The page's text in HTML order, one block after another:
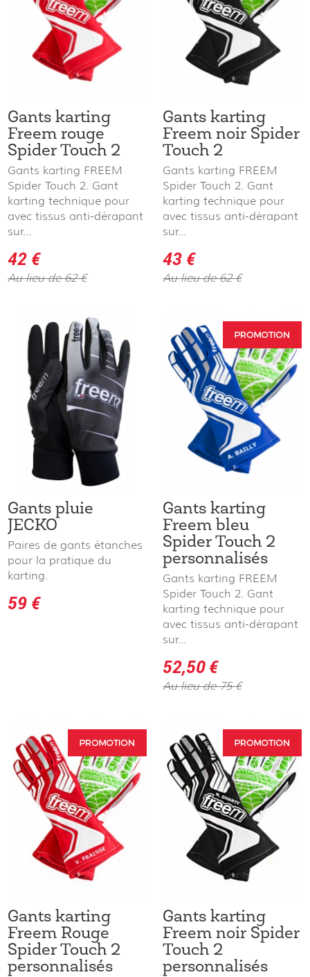
Gants karting
Freem rouge
Spider Touch 2
Gants karting FREEM
Spider Touch 2. Gant
karting technique pour
avec tissus anti-dérapant
sur...
42 €
Au lieu de 62 €
Gants karting
Freem noir Spider
Touch 2
Gants karting FREEM
Spider Touch 2. Gant
karting technique pour
avec tissus anti-dérapant
sur...
43 €
Au lieu de 62 €
Gants pluie
JECKO
Paires de gants étanches
pour la pratique du
karting.
59 €
Gants karting
Freem bleu
Spider Touch 2
personnalisés
Gants karting FREEM
Spider Touch 2. Gant
karting technique pour
avec tissus anti-dérapant
sur...
52,50 €
Au lieu de 75 €
Gants karting
Freem Rouge
Spider Touch 2
personnalisés
Gants karting
Freem noir Spider
Touch 2
personnalisés